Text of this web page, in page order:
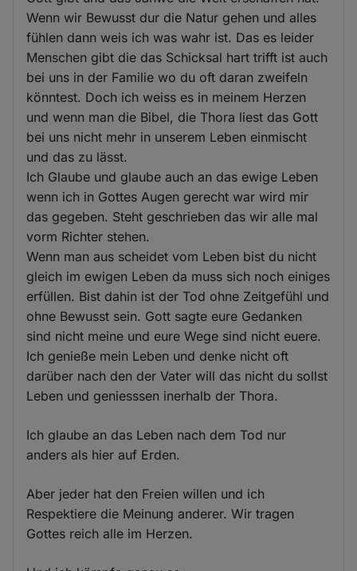
Wenn wir Bewusst dur die Natur gehen und alles
fühlen dann weis ich was wahr ist. Das es leider
Menschen gibt die das Schicksal hart trifft ist auch
bei uns in der Familie wo du oft daran zweifeln
könntest. Doch ich weiss es in meinem Herzen
und wenn man die Bibel, die Thora liest das Gott
bei uns nicht mehr in unserem Leben einmischt
und das zu lässt.
Ich Glaube und glaube auch an das ewige Leben
wenn ich in Gottes Augen gerecht war wird mir
das gegeben. Steht geschrieben das wir alle mal
vorm Richter stehen.
Wenn man aus scheidet vom Leben bist du nicht
gleich im ewigen Leben da muss sich noch einiges
erfüllen. Bist dahin ist der Tod ohne Zeitgefühl und
ohne Bewusst sein. Gott sagte eure Gedanken
sind nicht meine und eure Wege sind nicht euere.
Ich genieße mein Leben und denke nicht oft
darüber nach den der Vater will das nicht du sollst
Leben und geniesssen inerhalb der Thora.
Ich glaube an das Leben nach dem Tod nur
anders als hier auf Erden.
Aber jeder hat den Freien willen und ich
Respektiere die Meinung anderer. Wir tragen
Gottes reich alle im Herzen.